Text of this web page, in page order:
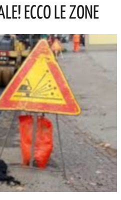
“IL PROBLEMA RIGUARDA L’INTERO TERRITORIO NAZIONALE”!
Ecco Le Zone